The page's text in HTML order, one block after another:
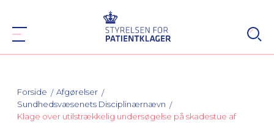
Forside
Afgørelser
Sundhedsvæsenets Disciplinærnævn
Klage over utilstrækkelig undersøgelse på skadestue af